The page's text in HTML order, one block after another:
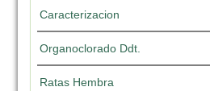
Caracterizacion
Organoclorado Ddt.
Ratas Hembra